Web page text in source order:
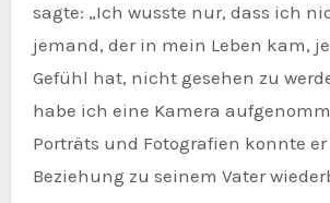
sagte: „Ich wusste nur, dass ich
jemand, der in mein Leben kam,
Gefühl hat, nicht gesehen zu
habe ich eine Kamera
Porträts und Fotografien konnte er
Beziehung zu seinem Vater